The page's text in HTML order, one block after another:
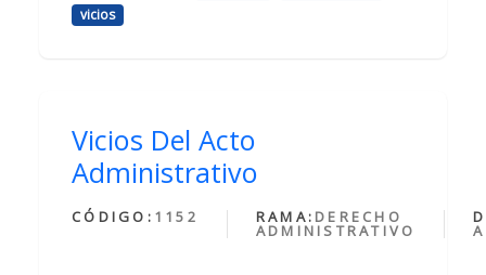
vicios
Vicios Del Acto
Administrativo
CÓDIGO: 1152 RAMA: DERECHO
ADMINISTRATIVO